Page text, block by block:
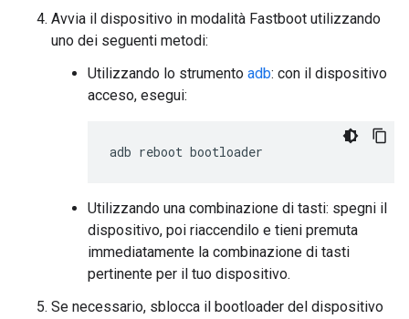
Avvia il dispositivo in modalità Fastboot utilizzando
uno dei seguenti metodi:
Utilizzando lo strumento adb: con il dispositivo
acceso, esegui:
adb reboot bootloader
Utilizzando una combinazione di tasti: spegni il
dispositivo, poi riaccendilo e tieni premuta
immediatamente la combinazione di tasti
pertinente per il tuo dispositivo.
Se necessario, sblocca il bootloader del dispositivo